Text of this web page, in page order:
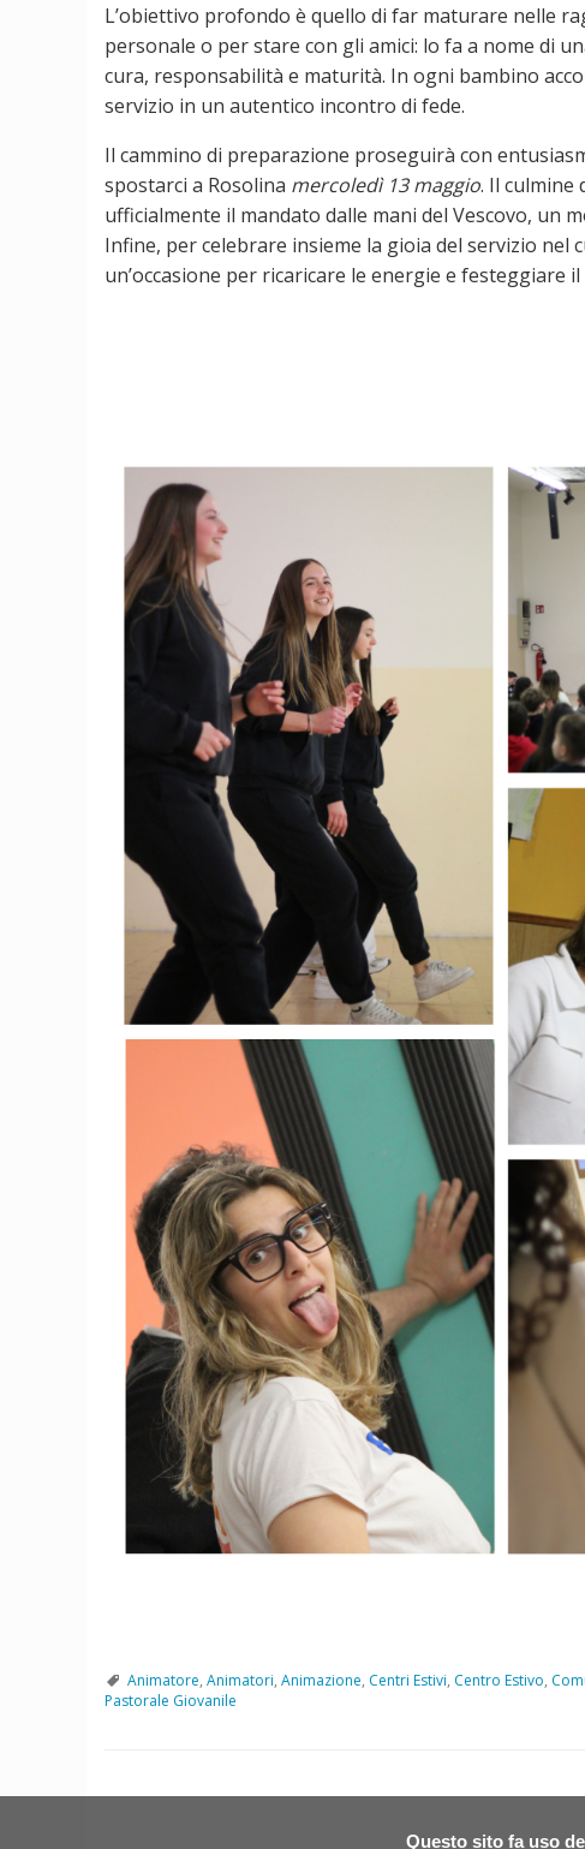
Questo sito fa uso
L’obiettivo profondo è quello di far maturare nelle
personale o per stare con gli amici: lo fa a nome di
cura, responsabilità e maturità. In ogni bambino
servizio in un autentico incontro di fede.
Il cammino di preparazione proseguirà con
spostarci a Rosolina mercoledì 13maggio. Il culmine
ufficialmente il mandato dalle mani del Vescovo, un
Infine, per celebrare insieme la gioia del servizio nel
un’occasione per ricaricare le energie e festeggiare
Animatore, Animatori, Animazione, Centri Estivi, Centro Estivo,
Pastorale Giovanile
P